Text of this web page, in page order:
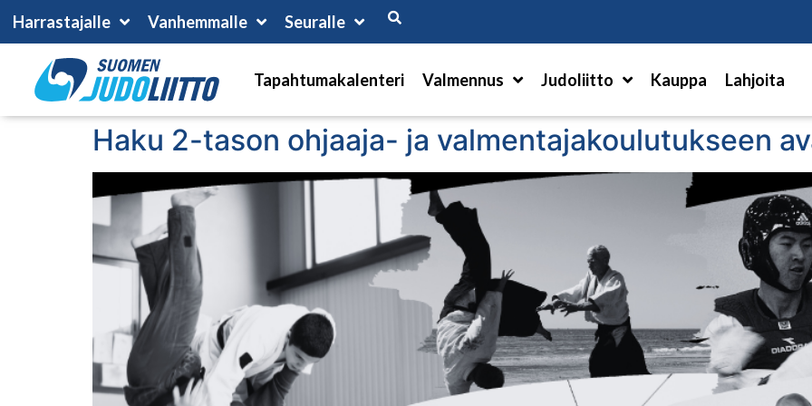
Harrastajalle Vanhemmalle Seuralle
Tapahtumakalenteri Valmennus Judoliitto Kauppa Lahjoita
Haku 2-tason ohjaaja- ja valmentajakoulutukseen